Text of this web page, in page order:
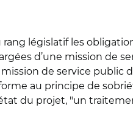
rang législatif les
d’une mission de
de service public
au principe de
du projet, "un